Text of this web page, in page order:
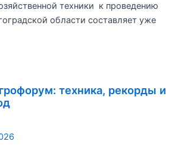
техники к проведению
области составляет уже
техника, рекорды и